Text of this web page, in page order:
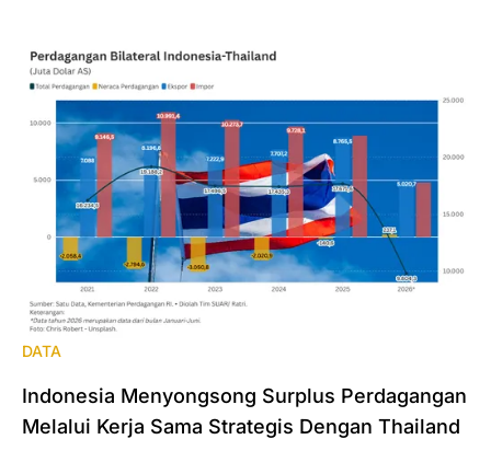
DATA
Indonesia Menyongsong Surplus Perdagangan
Melalui Kerja Sama Strategis Dengan Thailand